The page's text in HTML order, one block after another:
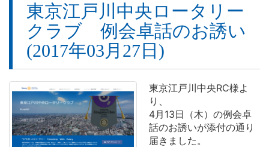
東京江戸川中央ロータリー
クラブ 例会卓話のお誘い
(2017年03月27日)
東京江戸川中央RC様よ
り、
4月13日（木）の例会卓
話のお誘いが添付の通り
届きました。